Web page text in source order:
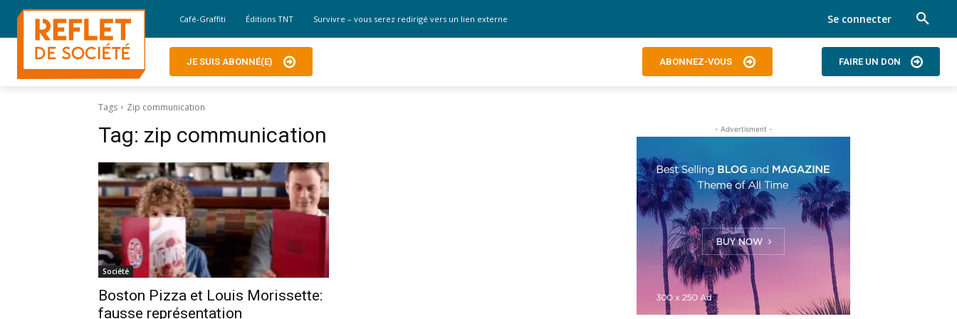
Café-Graffiti Éditions TNT Survivre – vous serez redirigé vers un lien externe Se connecter
JE SUIS ABONNÉ(E) ABONNEZ-VOUS FAIRE UN DON
Tags Zip communication
Tag: zip communication
Société
Boston Pizza et Louis Morissette:
fausse représentation
- Advertisment -